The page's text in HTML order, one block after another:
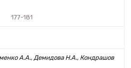
177-181
А.А., Демидова Н.А., Кондрашов